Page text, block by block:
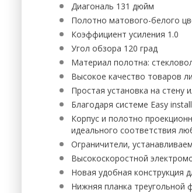
Диагональ 131 дюйм
Полотно матового-белого
Коэффициент усиления 1.0
Угол обзора 120 град
Материал полотна:
Высокое качество товаров
Простая установка на стену
Благодаря системе Easy
Корпус и полотно
идеального соответствия
Ограничители,
Высокоскоростной
Новая удобная конструкция
Нижняя планка